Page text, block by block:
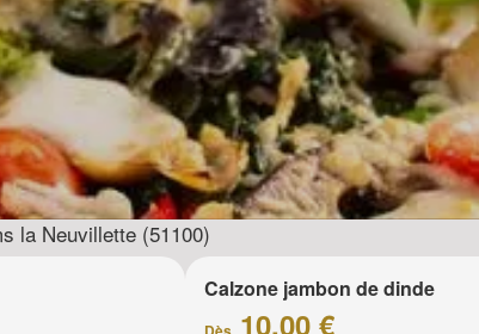
la Neuvillette (51100)
Calzone jambon de dinde
10.00 €